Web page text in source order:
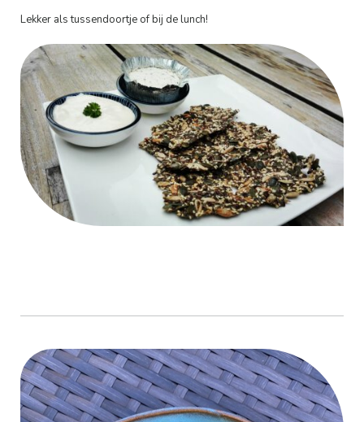
Lekker als tussendoortje of bij de lunch!